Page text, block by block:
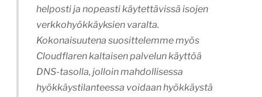
helposti ja nopeasti käytettävissä isojen
verkkohyökkäyksien varalta.
Kokonaisuutena suosittelemme myös
Cloudflaren kaltaisen palvelun käyttöä
DNS-tasolla, jolloin mahdollisessa
hyökkäystilanteessa voidaan hyökkäystä